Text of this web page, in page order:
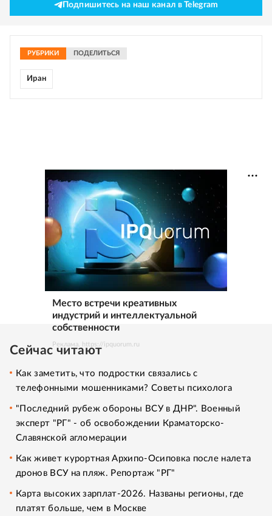
Подпишитесь на наш канал в Telegram
РУБРИКИ ПОДЕЛИТЬСЯ
Иран
Место встречи креативных
индустрий и интеллектуальной
собственности
Реклама. https://ipquorum.ru
Сейчас читают
Как заметить, что подростки связались с
телефонными мошенниками? Советы психолога
"Последний рубеж обороны ВСУ в ДНР". Военный
эксперт "РГ" - об освобождении Краматорско-
Славянской агломерации
Как живет курортная Архипо-Осиповка после налета
дронов ВСУ на пляж. Репортаж "РГ"
Карта высоких зарплат-2026. Названы регионы, где
платят больше, чем в Москве